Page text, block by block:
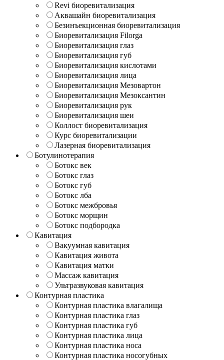
Revi биоревитализация
Аквашайн биоревитализация
Безинъекционная биоревитализация
Биоревитализация Filorga
Биоревитализация глаз
Биоревитализация губ
Биоревитализация кислотами
Биоревитализация лица
Биоревитализация Мезовартон
Биоревитализация Мезоксантин
Биоревитализация рук
Биоревитализация шеи
Коллост биоревитализация
Курс биоревитализации
Лазерная биоревитализация
Ботулинотерапия
Ботокс век
Ботокс глаз
Ботокс губ
Ботокс лба
Ботокс межбровья
Ботокс морщин
Ботокс подбородка
Кавитация
Вакуумная кавитация
Кавитация живота
Кавитация матки
Массаж кавитация
Ультразвуковая кавитация
Контурная пластика
Контурная пластика влагалища
Контурная пластика глаз
Контурная пластика губ
Контурная пластика лица
Контурная пластика носа
Контурная пластика носогубных